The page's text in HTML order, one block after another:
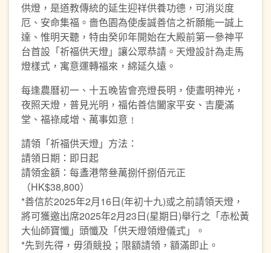
供燈，是道教傳統的延生迎祥供養功德，可消災度
厄、安命集福。嗇色園為使虔誠善信之祈願能一誠上
達、惟明天聽，特由癸卯年開始在大殿前第一參神平
台首設「祈福供天燈」讓公眾恭請。天燈設計為走馬
燈樣式，寓意運轉福來，綿延久遠。
每逢農曆初一、十五晚皆會亮燈長明，使晝明神光，
夜照天燈，普見光明，福佑善信闔家平安、吉慶滿
堂、福祿咸增、萬事如意﹗
請領「祈福供天燈」方法：
請領日期：即日起
請領金額：每盞港幣叄萬捌仟捌佰元正
（HK$38,800）
*善信於2025年2月16日(年初十九)或之前請領天燈，
將可獲邀出席2025年2月23日(星期日)舉行之「赤松黃
大仙師寶懺」頭懺及「供天燈領燈儀式」。
*先到先得，毋須競投；限額請領，額滿即止。